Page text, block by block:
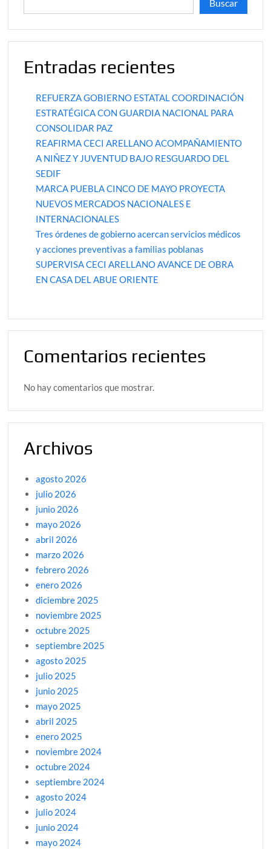
Buscar
Entradas recientes
REFUERZA GOBIERNO ESTATAL COORDINACIÓN
ESTRATÉGICA CON GUARDIA NACIONAL PARA
CONSOLIDAR PAZ
REAFIRMA CECI ARELLANO ACOMPAÑAMIENTO
A NIÑEZ Y JUVENTUD BAJO RESGUARDO DEL
SEDIF
MARCA PUEBLA CINCO DE MAYO PROYECTA
NUEVOS MERCADOS NACIONALES E
INTERNACIONALES
Tres órdenes de gobierno acercan servicios médicos
y acciones preventivas a familias poblanas
SUPERVISA CECI ARELLANO AVANCE DE OBRA
EN CASA DEL ABUE ORIENTE
Comentarios recientes
No hay comentarios que mostrar.
Archivos
agosto 2026
julio 2026
junio 2026
mayo 2026
abril 2026
marzo 2026
febrero 2026
enero 2026
diciembre 2025
noviembre 2025
octubre 2025
septiembre 2025
agosto 2025
julio 2025
junio 2025
mayo 2025
abril 2025
enero 2025
noviembre 2024
octubre 2024
septiembre 2024
agosto 2024
julio 2024
junio 2024
mayo 2024